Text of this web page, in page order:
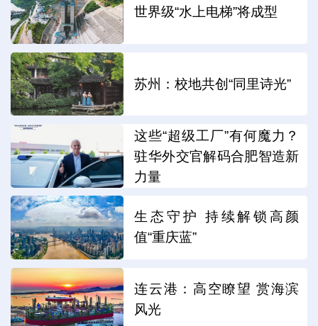
世界级“水上电梯”将成型
苏州：校地共创“同里诗光”
这些“超级工厂”有何魔力？
驻华外交官解码合肥智造新
力量
生态守护 持续解锁高颜
值“重庆蓝”
连云港：高空瞭望 赏海滨
风光